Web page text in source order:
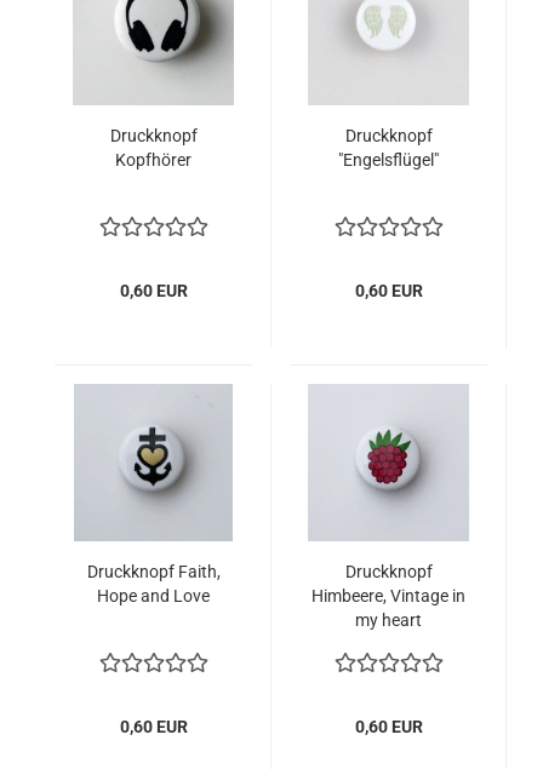
Druckknopf
Kopfhörer
0,60 EUR
Druckknopf
"Engelsflügel"
0,60 EUR
Druckknopf Faith,
Hope and Love
0,60 EUR
Druckknopf
Himbeere, Vintage in
my heart
0,60 EUR